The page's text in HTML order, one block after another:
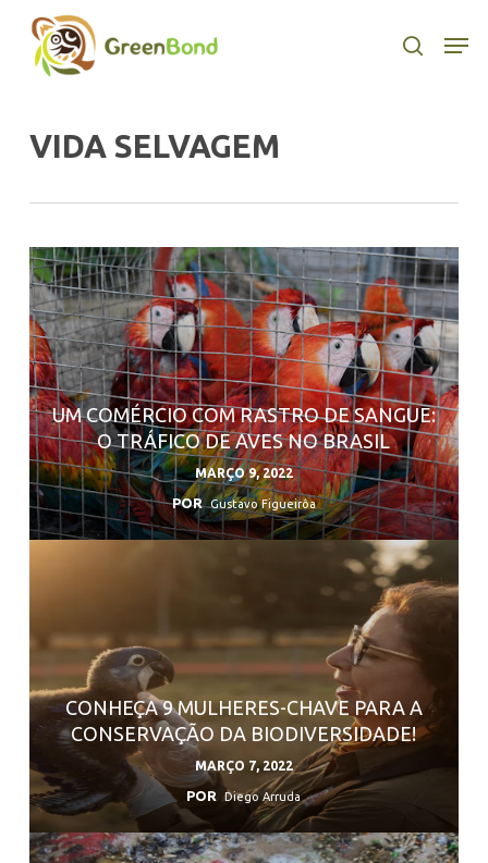
main
content
search
VIDA SELVAGEM
UM COMÉRCIO COM RASTRO DE SANGUE:
O TRÁFICO DE AVES NO BRASIL
MARÇO 9, 2022
POR Gustavo Figueirôa
CONHEÇA 9 MULHERES-CHAVE PARA A
CONSERVAÇÃO DA BIODIVERSIDADE!
MARÇO 7, 2022
POR Diego Arruda